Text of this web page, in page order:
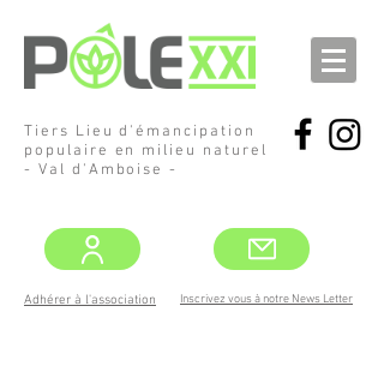
Tiers Lieu d'émancipation
populaire en milieu naturel
- Val d'Amboise -
Adhérer à l'association Inscrivez vous à notre News Letter